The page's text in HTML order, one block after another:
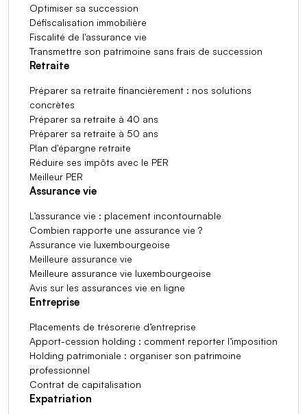
Optimiser sa succession
Défiscalisation immobilière
Fiscalité de l'assurance vie
Transmettre son patrimoine sans frais de succession
Retraite
Préparer sa retraite financièrement : nos solutions
concrètes
Préparer sa retraite à 40 ans
Préparer sa retraite à 50 ans
Plan d'épargne retraite
Réduire ses impôts avec le PER
Meilleur PER
Assurance vie
L’assurance vie : placement incontournable
Combien rapporte une assurance vie ?
Assurance vie luxembourgeoise
Meilleure assurance vie
Meilleure assurance vie luxembourgeoise
Avis sur les assurances vie en ligne
Entreprise
Placements de trésorerie d’entreprise
Apport-cession holding : comment reporter l’imposition
Holding patrimoniale : organiser son patrimoine
professionnel
Contrat de capitalisation
Expatriation